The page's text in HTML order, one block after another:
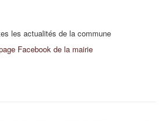
les actualités de la commune
Facebook de la mairie